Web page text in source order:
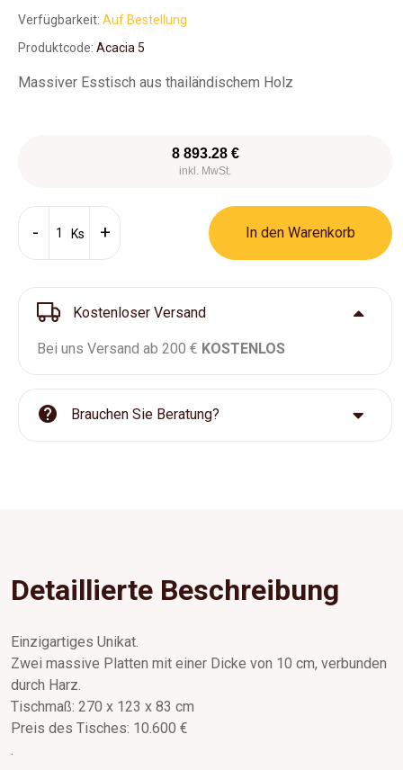
Verfügbarkeit: Auf Bestellung
Produktcode: Acacia 5
Massiver Esstisch aus thailändischem Holz
8 893.28 €
inkl. MwSt.
Ks In den Warenkorb
Kostenloser Versand
Bei uns Versand ab 200 € KOSTENLOS
Brauchen Sie Beratung?
Detaillierte Beschreibung
Einzigartiges Unikat.
Zwei massive Platten mit einer Dicke von 10 cm, verbunden
durch Harz.
Tischmaß: 270 x 123 x 83 cm
Preis des Tisches: 10.600 €